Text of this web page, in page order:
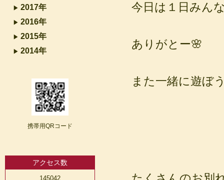
今日は１日みん
ありがとー🌸
また一緒に遊ぼ
2017年
2016年
2015年
2014年
携帯用QRコード
アクセス数
145042